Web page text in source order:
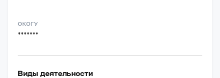
ОКОГУ
*******
Виды деятельности